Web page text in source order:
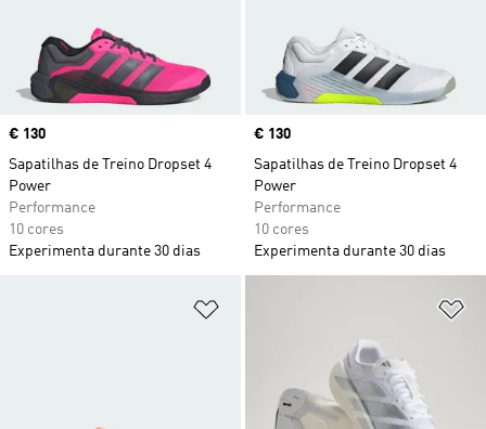
Price
€ 130
Sapatilhas de Treino Dropset 4
Power
Performance
10 cores
Experimenta durante 30 dias
Price
€ 130
Sapatilhas de Treino Dropset 4
Power
Performance
10 cores
Experimenta durante 30 dias
Adicionar à Lista de Desejos